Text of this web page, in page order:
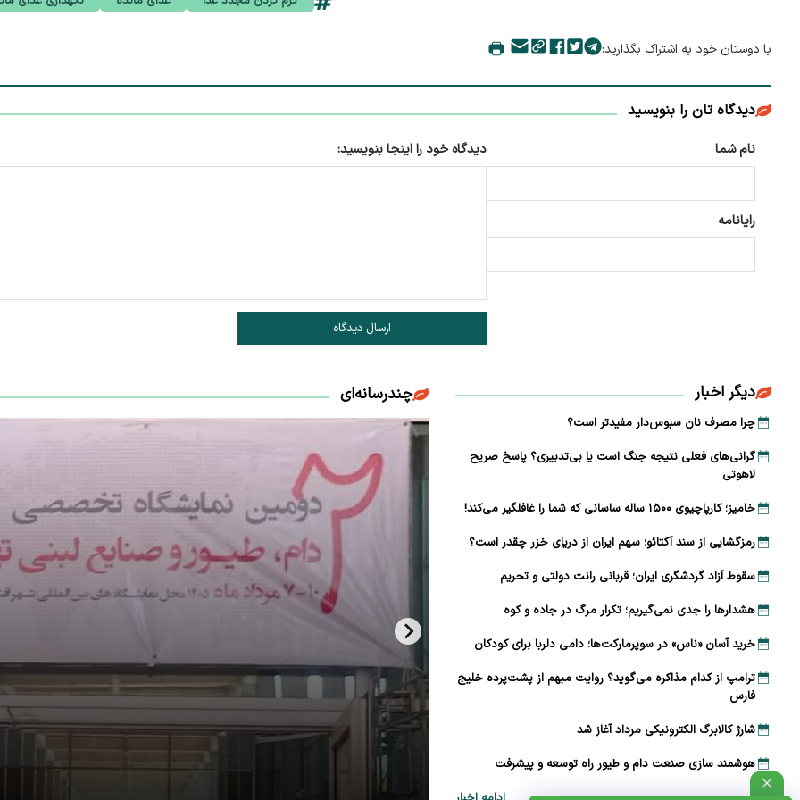
با دوستان خود به اشتراک بگذارید:
دیدگاه تان را بنویسید
نام شما
رایانامه
دیدگاه خود را اینجا بنویسید:
ارسال دیدگاه
دیگر اخبار
چرا مصرف نان سبوس‌دار مفیدتر است؟
گرانی‌های فعلی نتیجه جنگ است یا بی‌تدبیری؟ پاسخ صریح
لاهوتی
خامیز؛ کارپاچیوی ۱۵۰۰ ساله ساسانی که شما را غافلگیر می‌کند!
رمزگشایی از سند آکتائو؛ سهم ایران از دریای خزر چقدر است؟
سقوط آزاد گردشگری ایران؛ قربانی رانت دولتی و تحریم
هشدارها را جدی نمی‌گیریم؛ تکرار مرگ در جاده و کوه
خرید آسان «ناس» در سوپرمارکت‌ها؛ دامی دلربا برای کودکان
ترامپ از کدام مذاکره می‌گوید؟ روایت مبهم از پشت‌پرده خلیج
فارس
شارژ کالابرگ الکترونیکی مرداد آغاز شد
هوشمند سازی صنعت دام و طیور راه توسعه و پیشرفت
چندرسانه‌ای